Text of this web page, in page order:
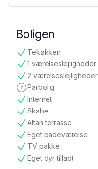
Boligen
Tekøkken
tilgængelig
1 værelseslejligheder
tilgængelig
2 værelseslejligheder
tilgængelig
Parbolig
ikke oplyst
Internet
tilgængelig
Skabe
tilgængelig
Altan terrasse
tilgængelig
Eget badeværelse
tilgængelig
TV pakke
tilgængelig
Eget dyr tilladt
tilgængelig